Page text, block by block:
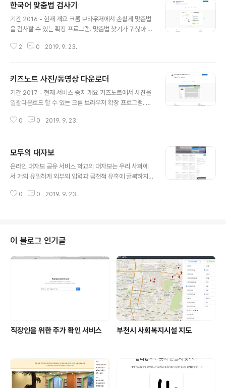
한국어 맞춤법 검사기
기간 2016 - 현재 개요 크롬 브라우저에서 손쉽게 맞춤법
을 검사할 수 있는 확장 프로그램. 맞춤법 찾기가 귀찮아 그
위해 만들었습니다. 2019년 7월 5,577명의 활성 사용자
춤법을 확인할 수 있습니다. 관련 글 활성 사용자 100명을
넘었을 때 썼던 글 활성 사용자 200명을 넘었을 때 썼던
글 유튜브 데모 영상 크롬 웹스토어 링크 사용 기술 Front
p, JQuery 스크린샷
2 0 2019. 9. 23.
키즈노트 사진/동영상 다운로더
기간 2017 - 현재 서비스 중지 개요 키즈노트에서 사진을
일괄다운로드 할 수 있는 크롬 브라우저 확장 프로그램. 스
을 일괄 다운로드 받는 확장 프로그램입니다. 아이의 사진
즈노트 웹사이트에 접속하면 좌측 이미지와 같이 파란색,
초록색 바 형태의 버튼이 추가되는데 로그인 후 이 버튼을
누르면 키즈노트에 저장된 내 아이의 알림장과 앨범의 사
다. 이용 방법 및 관련 글 제작후기 착한 키즈노트의 나쁜
0 0 2019. 9. 23.
모두의 대자보
온라인 대자보 공유 서비스 학교의 대자보는 우리 사회에
서 거의 유일하게 외부의 압력과 금전적 유혹에 굴복하지
있습니다. 때로는 편향적 의견에 다수의 반대 의견에 맞서
담겨 있는지 잘 알고 있습니다. 그래서 사진으로만 공유되
던 대자보를 검색 엔진을 통해서도 검색할 수 있도록 하자
고 생각했습니다. 그들의 생각이 더 널리 알려지게 하자. 함
부로 훼손되거나 비가 오면 찢겨 나가는 일회용이 아니라
영속적 가치를 지니며 어떻게 올바른 방법으로 사회를 한
발 더 앞으로 나가게 만드는지 보여..
0 0 2019. 9. 23.
이 블로그 인기글
직장인을 위한 주가 확인 서비스 부천시 사회복지시설 지도